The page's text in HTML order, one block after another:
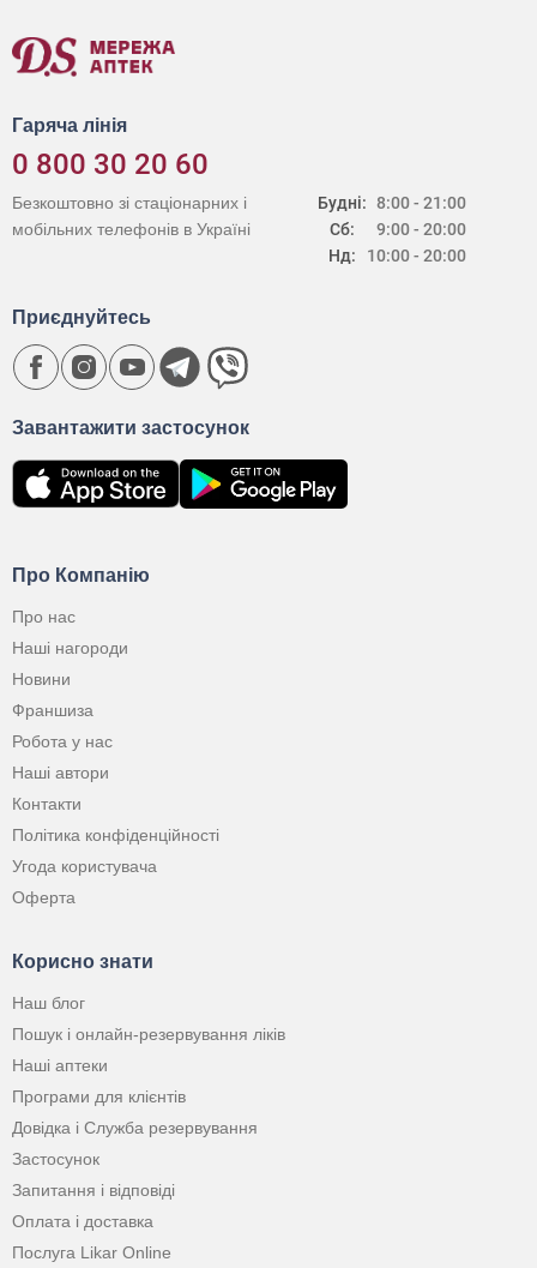
Гаряча лінія
0 800 30 20 60
Будні:
Сб:
Нд:
8:00 - 21:00
9:00 - 20:00
10:00 - 20:00
Безкоштовно зі стаціонарних і
мобільних телефонів в Україні
Про Компанію
Про нас
Наші нагороди
Новини
Франшиза
Робота у нас
Наші автори
Контакти
Політика конфіденційності
Угода користувача
Оферта
Корисно знати
Наш блог
Пошук і онлайн-резервування ліків
Наші аптеки
Програми для клієнтів
Довідка і Служба резервування
Застосунок
Запитання і відповіді
Оплата і доставка
Послуга Likar Online
Завантажити застосунок
Приєднуйтесь